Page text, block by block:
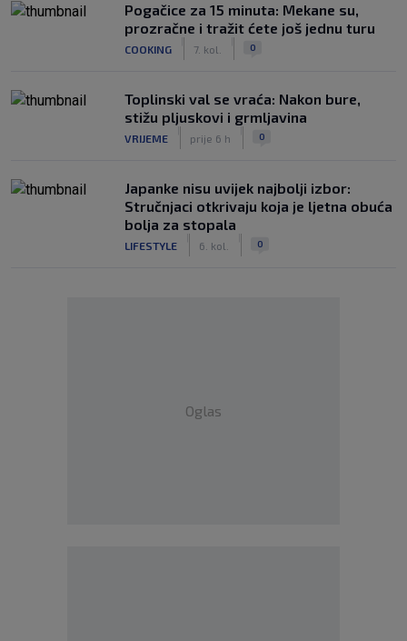
Pogačice za 15 minuta: Mekane su,
prozračne i tražit ćete još jednu turu
COOKING 7. kol. 0
Toplinski val se vraća: Nakon bure,
stižu pljuskovi i grmljavina
VRIJEME prije 6 h 0
Japanke nisu uvijek najbolji izbor:
Stručnjaci otkrivaju koja je ljetna obuća
bolja za stopala
LIFESTYLE 6. kol. 0
Oglas